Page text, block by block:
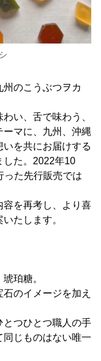
のこうぶつヲカ
い、舌で味わう、
マに、九州、沖縄
を共にお届けする
した。2022年10
った先行販売では
容を再考し、より喜
たします。
珀糖。
のイメージを加え
とつひとつ職人の手
じものはない唯一